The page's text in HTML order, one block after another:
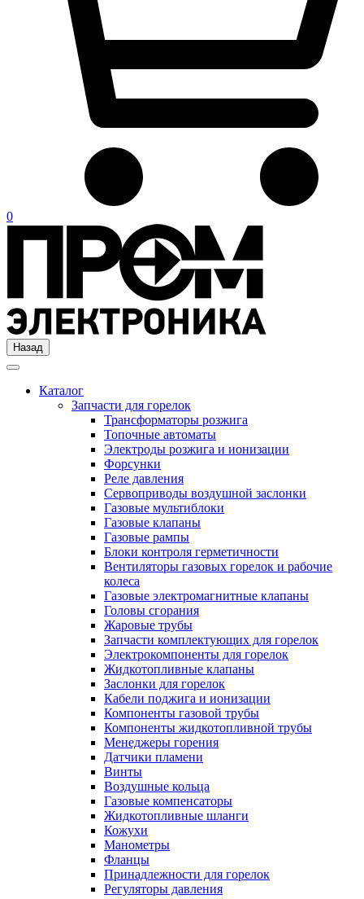
0
Назад
Каталог
Запчасти для горелок
Трансформаторы розжига
Топочные автоматы
Электроды розжига и ионизации
Форсунки
Реле давления
Сервоприводы воздушной заслонки
Газовые мультиблоки
Газовые клапаны
Газовые рампы
Блоки контроля герметичности
Вентиляторы газовых горелок и рабочие
колеса
Газовые электромагнитные клапаны
Головы сгорания
Жаровые трубы
Запчасти комплектующих для горелок
Электрокомпоненты для горелок
Жидкотопливные клапаны
Заслонки для горелок
Кабели поджига и ионизации
Компоненты газовой трубы
Компоненты жидкотопливной трубы
Менеджеры горения
Датчики пламени
Винты
Воздушные кольца
Газовые компенсаторы
Жидкотопливные шланги
Кожухи
Манометры
Фланцы
Принадлежности для горелок
Регуляторы давления